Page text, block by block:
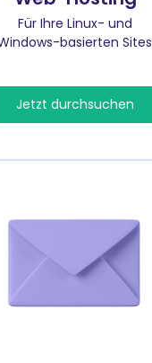
Für Ihre Linux- und
basierten Sites
Jetzt durchsuchen